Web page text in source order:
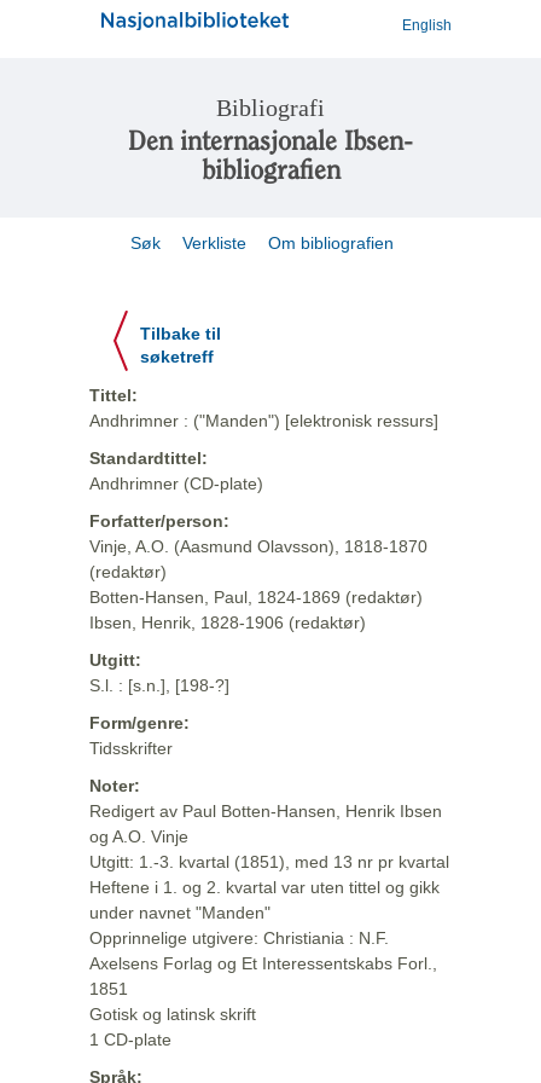
English
Bibliografi
Den internasjonale Ibsen-
bibliografien
Søk Verkliste Om bibliografien
Tilbake til
søketreff
Tittel:
Andhrimner : ("Manden") [elektronisk ressurs]
Standardtittel:
Andhrimner (CD-plate)
Forfatter/person:
Vinje, A.O. (Aasmund Olavsson), 1818-1870
(redaktør)
Botten-Hansen, Paul, 1824-1869 (redaktør)
Ibsen, Henrik, 1828-1906 (redaktør)
Utgitt:
S.l. : [s.n.], [198-?]
Form/genre:
Tidsskrifter
Noter:
Redigert av Paul Botten-Hansen, Henrik Ibsen
og A.O. Vinje
Utgitt: 1.-3. kvartal (1851), med 13 nr pr kvartal
Heftene i 1. og 2. kvartal var uten tittel og gikk
under navnet "Manden"
Opprinnelige utgivere: Christiania : N.F.
Axelsens Forlag og Et Interessentskabs Forl.,
1851
Gotisk og latinsk skrift
1 CD-plate
Språk: